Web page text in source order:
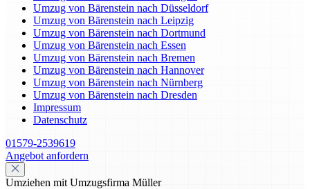
Umzug von Bärenstein nach Düsseldorf
Umzug von Bärenstein nach Leipzig
Umzug von Bärenstein nach Dortmund
Umzug von Bärenstein nach Essen
Umzug von Bärenstein nach Bremen
Umzug von Bärenstein nach Hannover
Umzug von Bärenstein nach Nürnberg
Umzug von Bärenstein nach Dresden
Impressum
Datenschutz
01579-2539619
Angebot anfordern
Umziehen mit Umzugsfirma Müller